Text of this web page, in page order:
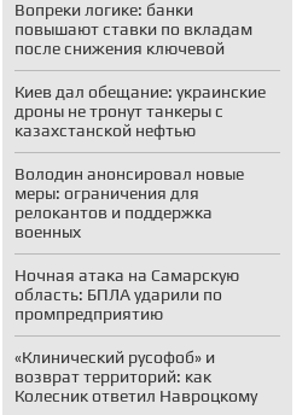
Вопреки логике: банки
повышают ставки по вкладам
после снижения ключевой
Киев дал обещание: украинские
дроны не тронут танкеры с
казахстанской нефтью
Володин анонсировал новые
меры: ограничения для
релокантов и поддержка
военных
Ночная атака на Самарскую
область: БПЛА ударили по
промпредприятию
«Клинический русофоб» и
возврат территорий: как
Колесник ответил Навроцкому